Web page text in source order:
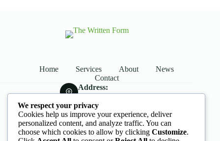
Home Services About
News
Contact
Address:
Street Name, NY 38954
Phone:
578-393-4937
Mobile:
578-393-4937
We respect your privacy
Cookies help us improve your experience, deliver
personalized content, and analyze traffic. You can
choose which cookies to allow by clicking Customize.